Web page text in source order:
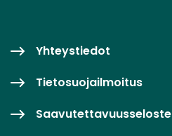
Yhteystiedot
Tietosuojailmoitus
Saavutettavuusseloste